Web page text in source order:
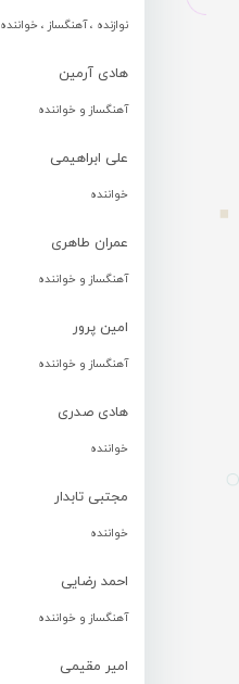
نوازنده ، آهنگساز ، خواننده
هادی آرمین
آهنگساز و خواننده
علی ابراهیمی
خواننده
عمران طاهری
آهنگساز و خواننده
امین پرور
آهنگساز و خواننده
هادی صدری
خواننده
مجتبی تابدار
خواننده
احمد رضایی
آهنگساز و خواننده
امیر مقیمی